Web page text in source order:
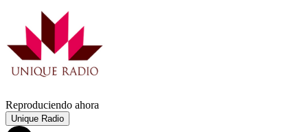
Reproduciendo ahora
Unique Radio